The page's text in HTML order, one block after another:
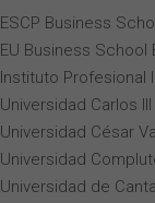
ESCP Business
EU Business School
Instituto Profesional
Universidad Carlos
Universidad César
Universidad
Universidad de